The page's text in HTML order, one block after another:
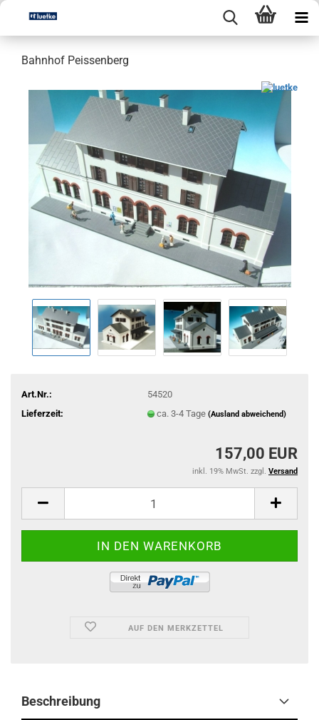
Bahnhof Peissenberg
Art.Nr.:
54520
Lieferzeit:
ca. 3-4 Tage (Ausland abweichend)
157,00 EUR
inkl. 19% MwSt. zzgl. Versand
AUF DEN MERKZETTEL
Beschreibung